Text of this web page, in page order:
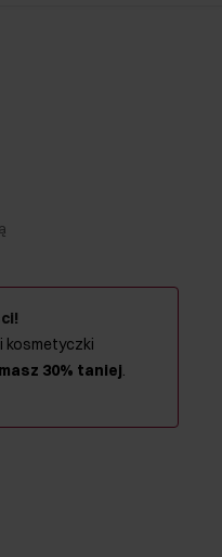
kosmetyczki
30% taniej.